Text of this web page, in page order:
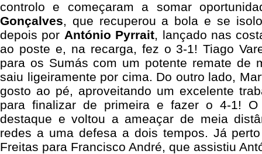
controlo e começaram a somar
Gonçalves, que recuperou a bola e se
depois por António Pyrrait, lançado nas
ao poste e, na recarga, fez o 3-1! Tiago
para os Sumás com um potente remate de
saiu ligeiramente por cima. Do outro lado,
gosto ao pé, aproveitando um excelente
para finalizar de primeira e fazer o 4-1! O
destaque e voltou a ameaçar de meia
redes a uma defesa a dois tempos. Já
Freitas para Francisco André, que assistiu